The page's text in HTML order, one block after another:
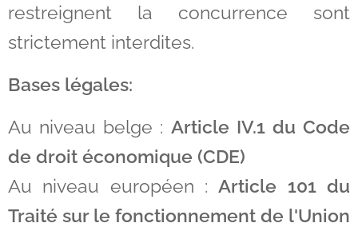
restreignent la concurrence sont
strictement interdites.
Bases légales:
Au niveau belge : Article IV.1 du Code
de droit économique (CDE)
Au niveau européen :Article 101 du
Traité sur le fonctionnement de l'Union